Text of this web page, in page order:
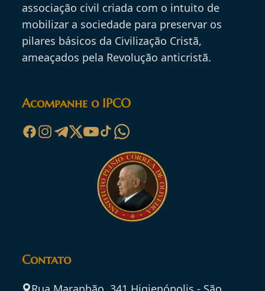
associação civil criada com o intuito de
mobilizar a sociedade para preservar os
pilares básicos da Civilização Cristã,
ameaçados pela Revolução anticristã.
Acompanhe o IPCO
Contato